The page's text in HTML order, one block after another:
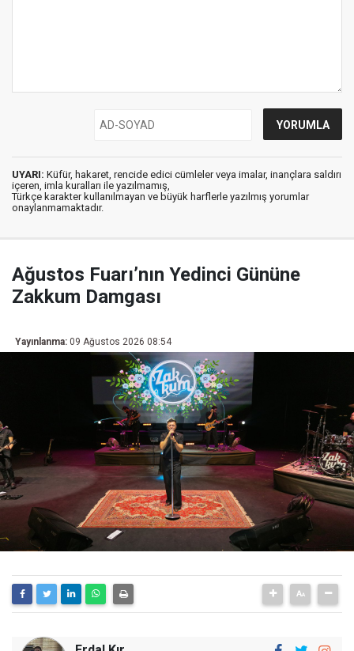
UYARI: Küfür, hakaret, rencide edici cümleler veya imalar, inançlara saldırı
içeren, imla kuralları ile yazılmamış,
Türkçe karakter kullanılmayan ve büyük harflerle yazılmış yorumlar
onaylanmamaktadır.
Ağustos Fuarı’nın Yedinci Gününe
Zakkum Damgası
Yayınlanma: 09 Ağustos 2026 08:54